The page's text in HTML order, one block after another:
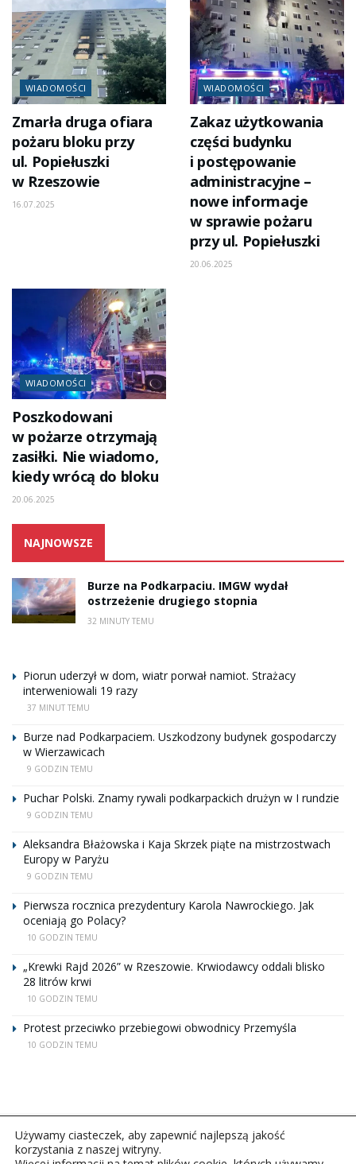
WIADOMOŚCI
Zmarła druga ofiara
pożaru bloku przy
ul. Popiełuszki
w Rzeszowie
16.07.2025
WIADOMOŚCI
Zakaz użytkowania
części budynku
i postępowanie
administracyjne –
nowe informacje
w sprawie pożaru
przy ul. Popiełuszki
20.06.2025
WIADOMOŚCI
Poszkodowani
w pożarze otrzymają
zasiłki. Nie wiadomo,
kiedy wrócą do bloku
20.06.2025
NAJNOWSZE
Burze na Podkarpaciu. IMGW wydał
ostrzeżenie drugiego stopnia
32 MINUTY TEMU
Piorun uderzył w dom, wiatr porwał namiot. Strażacy
interweniowali 19 razy
37 MINUT TEMU
Burze nad Podkarpaciem. Uszkodzony budynek gospodarczy
w Wierzawicach
9 GODZIN TEMU
Puchar Polski. Znamy rywali podkarpackich drużyn w I rundzie
9 GODZIN TEMU
Aleksandra Błażowska i Kaja Skrzek piąte na mistrzostwach
Europy w Paryżu
9 GODZIN TEMU
Pierwsza rocznica prezydentury Karola Nawrockiego. Jak
oceniają go Polacy?
10 GODZIN TEMU
„Krewki Rajd 2026” w Rzeszowie. Krwiodawcy oddali blisko
28 litrów krwi
10 GODZIN TEMU
Protest przeciwko przebiegowi obwodnicy Przemyśla
10 GODZIN TEMU
Używamy ciasteczek, aby zapewnić najlepszą jakość
korzystania z naszej witryny.